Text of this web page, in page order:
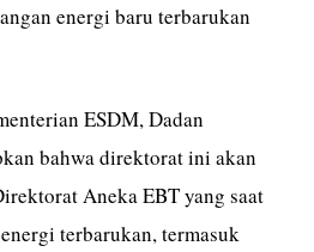
energi baru terbarukan
ESDM, Dadan
bahwa direktorat ini akan
Aneka EBT yang saat
terbarukan, termasuk